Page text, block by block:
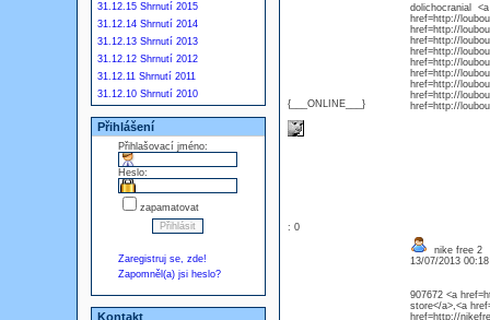
31.12.15 Shrnutí 2015
31.12.14 Shrnutí 2014
31.12.13 Shrnutí 2013
31.12.12 Shrnutí 2012
31.12.11 Shrnutí 2011
31.12.10 Shrnutí 2010
Přihlášení
Přihlašovací jméno:
Heslo:
zapamatovat
Zaregistruj se, zde!
Zapomněl(a) jsi heslo?
Kontakt
{___ONLINE___}
dolichocranial
href=http://
href=http://
href=http://
href=http://
href=http://
href=http://
href=http://
href=http://
href=http://
: 0
nike free 2
13/07/2013
907672 <a
store</a>,<a
href=http://